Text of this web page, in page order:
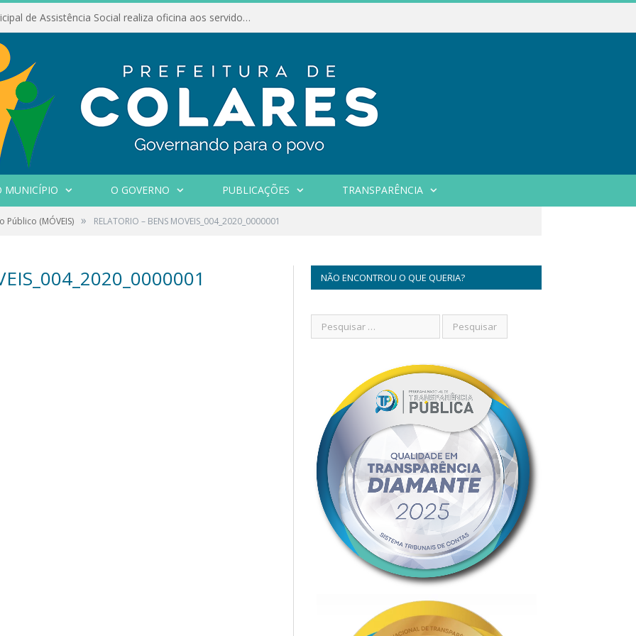
Conselho Municipal de Assistência Social realiza oficina aos servidores
MUNICÍPIO O GOVERNO PUBLICAÇÕES TRANSPARÊNCIA
Público (MÓVEIS) » RELATORIO – BENS MOVEIS_004_2020_0000001
NÃO ENCONTROU O QUE QUERIA?